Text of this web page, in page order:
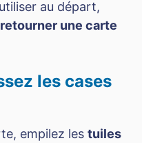
au départ,
une carte
les cases
empilez les tuiles